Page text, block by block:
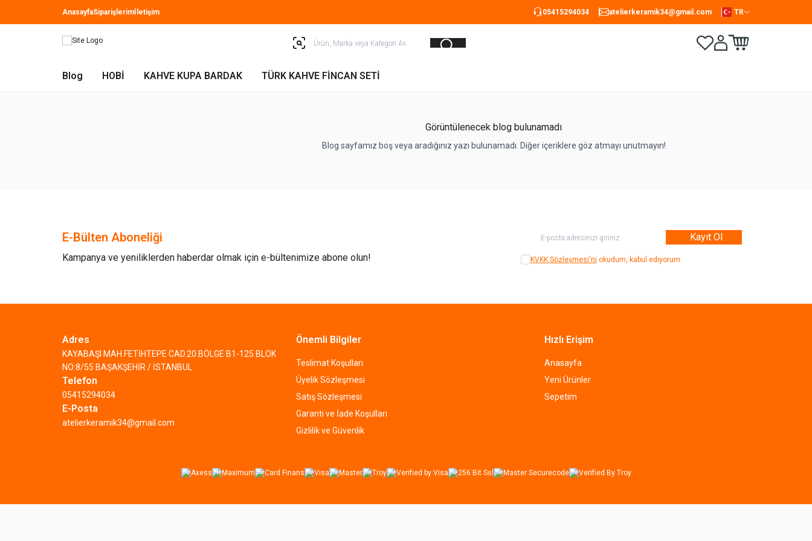
AnasayfaSiparişlerimİletişim 05415294034 atelierkeramik34@gmail.com TR
Favorilerim
Hesabım
Sepetim
Blog HOBİ KAHVE KUPA BARDAK TÜRK KAHVE FİNCAN SETİ
Görüntülenecek blog bulunamadı
Blog sayfamız boş veya aradığınız yazı bulunamadı. Diğer içeriklere göz atmayı unutmayın!
E-Bülten Aboneliği
Kampanya ve yeniliklerden haberdar olmak için e-bültenimize abone olun!
Kayıt Ol
KVKK Sözleşmesi'ni okudum, kabul ediyorum.
Adres
KAYABAŞI MAH.FETİHTEPE CAD.20.BÖLGE B1-125 BLOK
NO:8/55 BAŞAKŞEHİR / İSTANBUL
Telefon
05415294034
E-Posta
atelierkeramik34@gmail.com
Önemli Bilgiler
Teslimat Koşulları
Üyelik Sözleşmesi
Satış Sözleşmesi
Garanti ve İade Koşulları
Gizlilik ve Güvenlik
Hızlı Erişim
Anasayfa
Yeni Ürünler
Sepetim